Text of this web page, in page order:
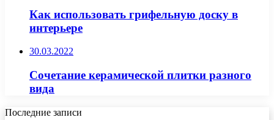
Как использовать грифельную доску в
интерьере
30.03.2022
Сочетание керамической плитки разного
вида
Последние записи